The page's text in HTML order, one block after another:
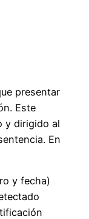
presentar
Este
y dirigido al
En
y fecha)